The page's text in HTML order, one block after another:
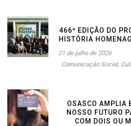
466ª EDIÇÃO DO
HISTÓRIA
21 de julho de 2026
Comunicação Social,
OSASCO AMPLIA
NOSSO FUTURO
COM DOIS OU